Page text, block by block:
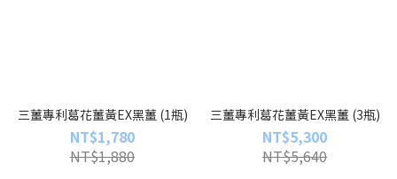
三薑專利葛花薑黃EX黑薑 (1瓶)
NT$1,780
NT$1,880
三薑專利葛花薑黃EX黑薑 (3瓶)
NT$5,300
NT$5,640